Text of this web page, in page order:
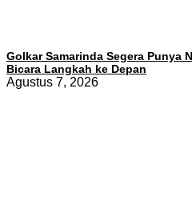
Golkar Samarinda Segera Punya
Bicara Langkah ke Depan
Agustus 7, 2026